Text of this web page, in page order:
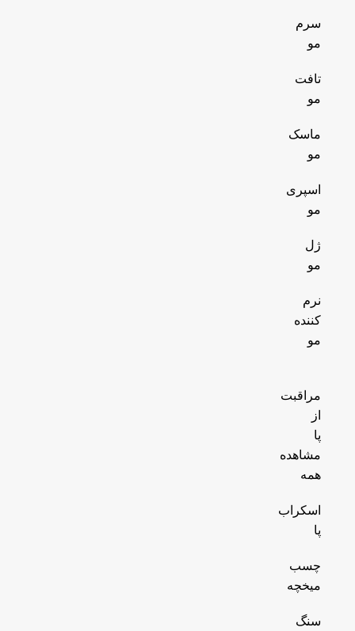
سرم
مو
تافت
مو
ماسک
مو
اسپری
مو
ژل
مو
نرم
کننده
مو
مراقبت
از
پا
مشاهده
همه
اسکراب
پا
چسب
میخچه
سنگ